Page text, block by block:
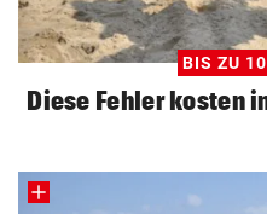
BIS ZU
Diese Fehler kosten